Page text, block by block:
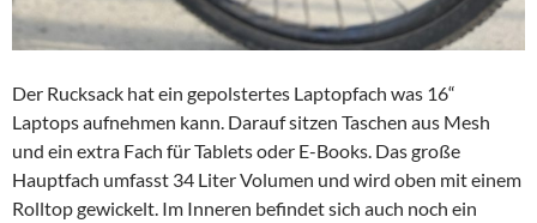
Der Rucksack hat ein gepolstertes Laptopfach was 16“
Laptops aufnehmen kann. Darauf sitzen Taschen aus Mesh
und ein extra Fach für Tablets oder E-Books. Das große
Hauptfach umfasst 34 Liter Volumen und wird oben mit einem
Rolltop gewickelt. Im Inneren befindet sich auch noch ein